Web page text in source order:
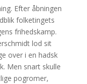
Efter åbningen
folketingets
frihedskamp.
lod sit
over i en hadsk
Men snart skulle
pogromer,